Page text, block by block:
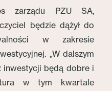
zarządu PZU SA,
będzie dążył do
w zakresie
„W dalszym
inwestycji będą dobre i
w tym kwartale